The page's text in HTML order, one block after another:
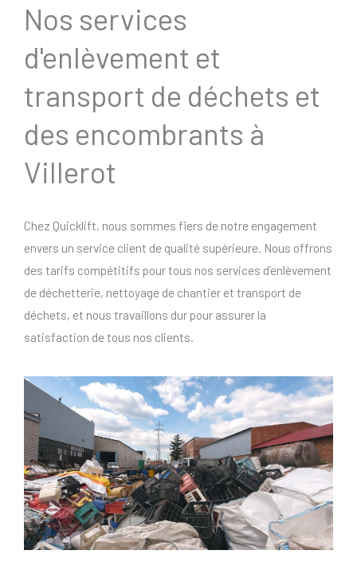
Nos services
d'enlèvement et
transport de déchets et
des encombrants à
Villerot
Chez Quicklift, nous sommes fiers de notre engagement
envers un service client de qualité supérieure. Nous offrons
des tarifs compétitifs pour tous nos services d’enlèvement
de déchetterie, nettoyage de chantier et transport de
déchets, et nous travaillons dur pour assurer la
satisfaction de tous nos clients.